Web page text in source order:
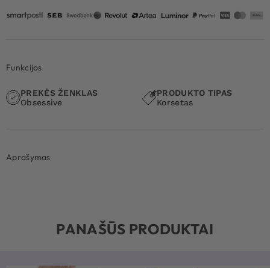
Funkcijos
PREKĖS ŽENKLAS
Obsessive
PRODUKTO TIPAS
Korsetas
Aprašymas
PANAŠŪS PRODUKTAI